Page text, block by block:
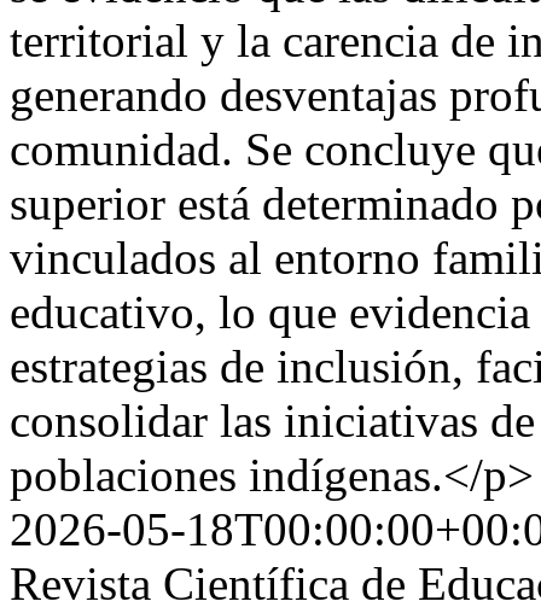
territorial y la carencia de
generando desventajas
comunidad. Se concluye
superior está determinado
vinculados al entorno
educativo, lo que
estrategias de inclusión,
consolidar las iniciativas
poblaciones indígenas.</p>
2026-05-
Revista Científica de